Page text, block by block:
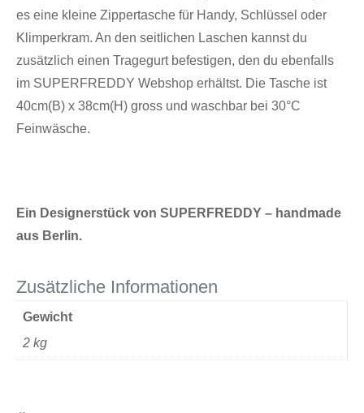
es eine kleine Zippertasche für Handy, Schlüssel oder
Klimperkram. An den seitlichen Laschen kannst du
zusätzlich einen Tragegurt befestigen, den du ebenfalls
im SUPERFREDDY Webshop erhältst. Die Tasche ist
40cm(B) x 38cm(H) gross und waschbar bei 30°C
Feinwäsche.
Ein Designerstück von SUPERFREDDY – handmade
aus Berlin.
Zusätzliche Informationen
Gewicht
2 kg